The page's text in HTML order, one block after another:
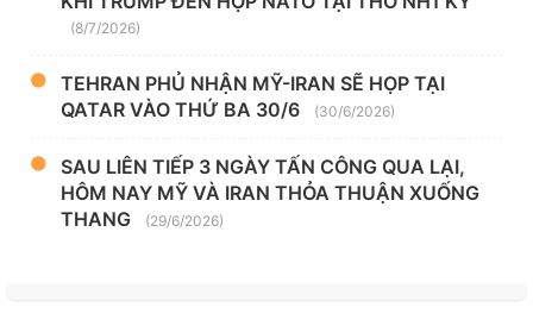
(8/7/2026)
TEHRAN PHỦ NHẬN MỸ-IRAN SẼ HỌP TẠI
QATAR VÀO THỨ BA 30/6
(30/6/2026)
SAU LIÊN TIẾP 3 NGÀY TẤN CÔNG QUA LẠI,
HÔM NAY MỸ VÀ IRAN THỎA THUẬN XUỐNG
THANG
(29/6/2026)